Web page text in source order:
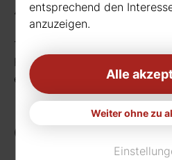
44149 Dortmund
Telefon:
Fax: 0231 656990
eMail:
info[at]rudat-gmbh.de
Getränke
entsprechend den
anzuzeigen.
Alle
Weiter ohne zu